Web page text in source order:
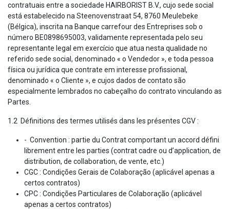
contratuais entre a sociedade HAIRBORIST B.V., cujo sede social
está estabelecido na Steenovenstraat 54, 8760 Meulebeke
(Bélgica), inscrita na Banque carrefour des Entreprises sob o
número BE0898695003, validamente representada pelo seu
representante legal em exercício que atua nesta qualidade no
referido sede social, denominado « o Vendedor », e toda pessoa
física ou jurídica que contrate em interesse profissional,
denominado « o Cliente », e cujos dados de contato são
especialmente lembrados no cabeçalho do contrato vinculando as
Partes.
1.2 Définitions des termes utilisés dans les présentes CGV :
- Convention : partie du Contrat comportant un accord défini
librement entre les parties (contrat cadre ou d’application, de
distribution, de collaboration, de vente, etc.)
CGC : Condições Gerais de Colaboração (aplicável apenas a
certos contratos)
CPC : Condições Particulares de Colaboração (aplicável
apenas a certos contratos)